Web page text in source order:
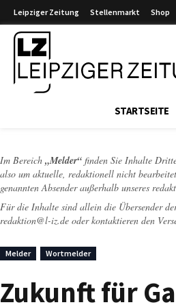
Leipziger Zeitung Stellenmarkt Shop
STARTSEITE
Im Bereich „Melder“ finden Sie Inhalte
also um aktuelle, redaktionell nicht
genannten Absender außerhalb unseres
Für die Inhalte sind allein die Übersender
redaktion@l-iz.de oder kontaktieren den
Melder Wortmelder
Zukunft für